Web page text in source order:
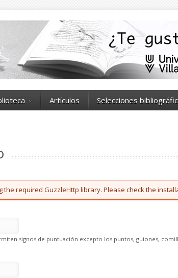
Artículos Selecciones
the required GuzzleHttp library. Please check the
signos de puntuación excepto los puntos, guiones,